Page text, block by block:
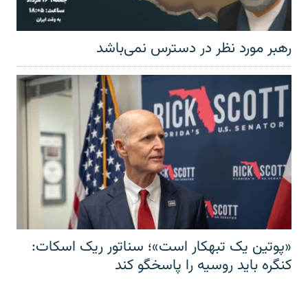
رهبر مورد نظر در دسترس نمی‌باشد
«پوتین یک تبهکار است»؛ سناتور ریک اسکات:
کنگره باید روسیه را پاسخگو کند